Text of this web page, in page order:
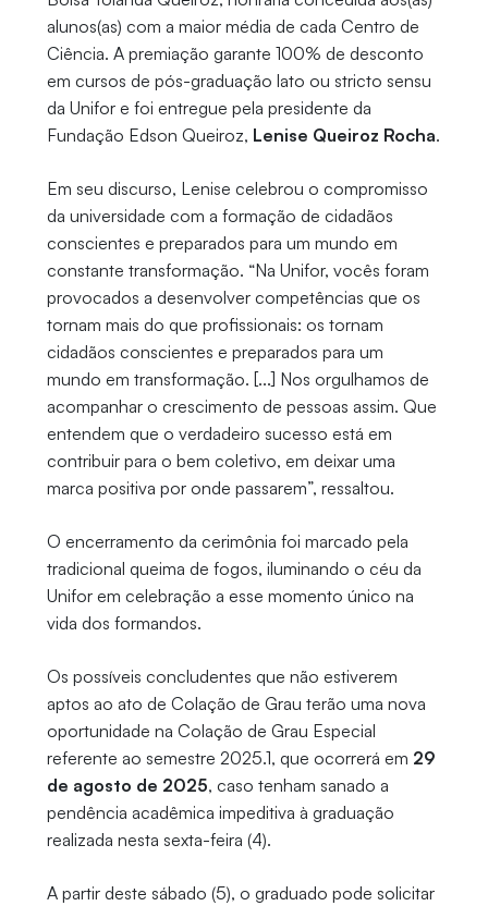
alunos(as) com a maior média de cada Centro de
Ciência. A premiação garante 100% de desconto
em cursos de pós-graduação lato ou stricto sensu
da Unifor e foi entregue pela presidente da
Fundação Edson Queiroz, Lenise Queiroz Rocha.
Em seu discurso, Lenise celebrou o compromisso
da universidade com a formação de cidadãos
conscientes e preparados para um mundo em
constante transformação. “Na Unifor, vocês foram
provocados a desenvolver competências que os
tornam mais do que profissionais: os tornam
cidadãos conscientes e preparados para um
mundo em transformação. [...] Nos orgulhamos de
acompanhar o crescimento de pessoas assim. Que
entendem que o verdadeiro sucesso está em
contribuir para o bem coletivo, em deixar uma
marca positiva por onde passarem”, ressaltou.
O encerramento da cerimônia foi marcado pela
tradicional queima de fogos, iluminando o céu da
Unifor em celebração a esse momento único na
vida dos formandos.
Os possíveis concludentes que não estiverem
aptos ao ato de Colação de Grau terão uma nova
oportunidade na Colação de Grau Especial
referente ao semestre 2025.1, que ocorrerá em 29
de agosto de 2025, caso tenham sanado a
pendência acadêmica impeditiva à graduação
realizada nesta sexta-feira (4).
A partir deste sábado (5), o graduado pode solicitar